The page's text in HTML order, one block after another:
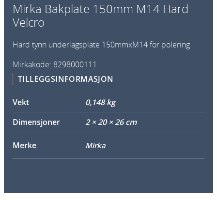
1
5
m
m
1
4
H
a
r
d
V
c
Mirka Bakplate 150mm M14 Hard
Velcro
Hard tynn underlagsplate 150mmxM14 for polering
Mirkakode: 8298000111
TILLEGGSINFORMASJON
Vekt
0,148 kg
Dimensjoner
2 × 20 × 26 cm
Merke Mirka